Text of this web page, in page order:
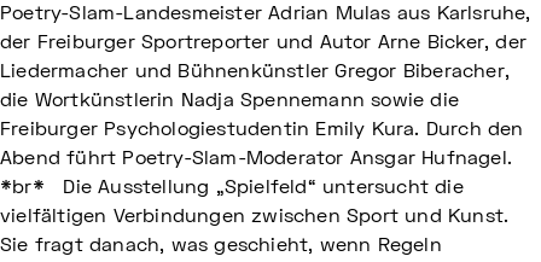
Poetry-Slam-Landesmeister Adrian Mulas aus Karlsruhe,
der Freiburger Sportreporter und Autor Arne Bicker, der
Liedermacher und Bühnenkünstler Gregor Biberacher,
die Wortkünstlerin Nadja Spennemann sowie die
Freiburger Psychologiestudentin Emily Kura. Durch den
Abend führt Poetry-Slam-Moderator Ansgar Hufnagel.
*br* Die Ausstellung „Spielfeld“ untersucht die
vielfältigen Verbindungen zwischen Sport und Kunst.
Sie fragt danach, was geschieht, wenn Regeln